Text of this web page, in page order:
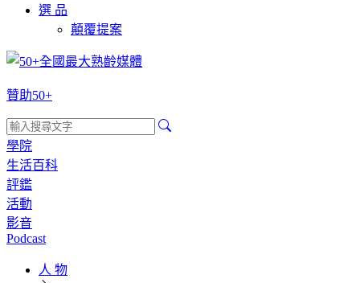
選 品
顛覆提案
贊助50+
學院
生活百科
評鑑
活動
影音
Podcast
人 物